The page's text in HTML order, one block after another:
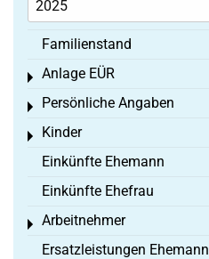
Familienstand
Anlage EÜR
Toggle menu
Persönliche Angaben
Toggle menu
Kinder
Toggle menu
Einkünfte Ehemann
Einkünfte Ehefrau
Arbeitnehmer
Toggle menu
Ersatzleistungen Ehemann